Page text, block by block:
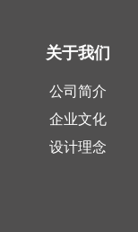
关于我们
公司简介
企业文化
设计理念